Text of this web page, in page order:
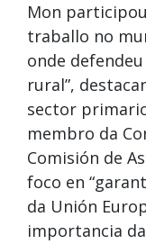
Mon
traballo no
onde
rural”,
sector
membro da
Comisión de
foco en
da Unión
importancia